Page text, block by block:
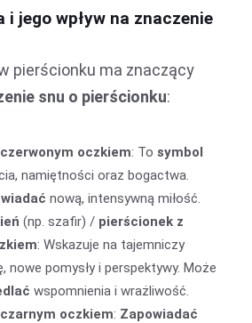
i jego wpływ na znaczenie
pierścionku ma znaczący
snu o pierścionku:
oczkiem: To symbol
namiętności oraz bogactwa.
nową, intensywną miłość.
(np. szafir) / pierścionek z
: Wskazuje na tajemniczy
nowe pomysły i perspektywy. Może
wspomnienia i wrażliwość.
oczkiem: Zapowiadać